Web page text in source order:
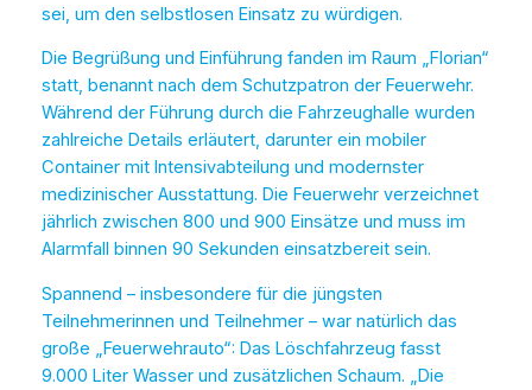
sei, um den selbstlosen Einsatz zu würdigen.
Die Begrüßung und Einführung fanden im Raum „Florian“
statt, benannt nach dem Schutzpatron der Feuerwehr.
Während der Führung durch die Fahrzeughalle wurden
zahlreiche Details erläutert, darunter ein mobiler
Container mit Intensivabteilung und modernster
medizinischer Ausstattung. Die Feuerwehr verzeichnet
jährlich zwischen 800 und 900 Einsätze und muss im
Alarmfall binnen 90 Sekunden einsatzbereit sein.
Spannend – insbesondere für die jüngsten
Teilnehmerinnen und Teilnehmer – war natürlich das
große „Feuerwehrauto“: Das Löschfahrzeug fasst
9.000 Liter Wasser und zusätzlichen Schaum. „Die